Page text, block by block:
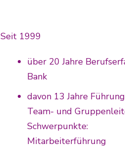
Seit 1999
über 20 Jahre
Bank
davon 13 Jahre
Team- und
Schwerpunkte:
Mitarbeiterführung